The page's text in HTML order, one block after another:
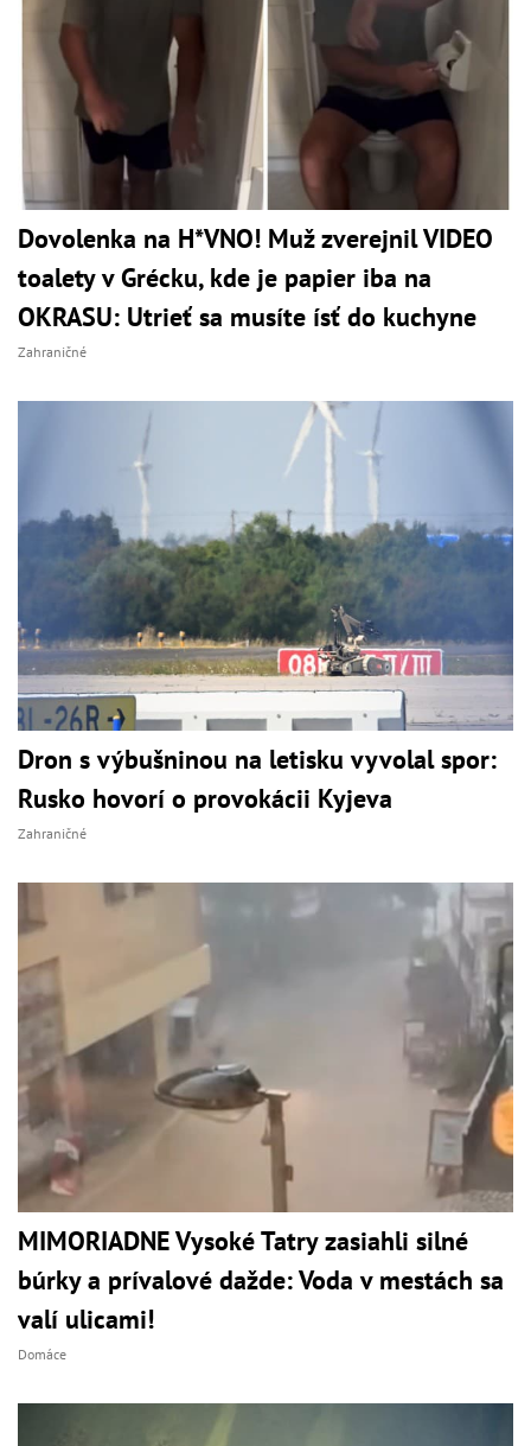
Dovolenka na H*VNO! Muž zverejnil VIDEO
toalety v Grécku, kde je papier iba na
OKRASU: Utrieť sa musíte ísť do kuchyne
Zahraničné
Dron s výbušninou na letisku vyvolal spor:
Rusko hovorí o provokácii Kyjeva
Zahraničné
MIMORIADNE Vysoké Tatry zasiahli silné
búrky a prívalové dažde: Voda v mestách sa
valí ulicami!
Domáce